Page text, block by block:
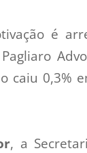
é
caiu
, a